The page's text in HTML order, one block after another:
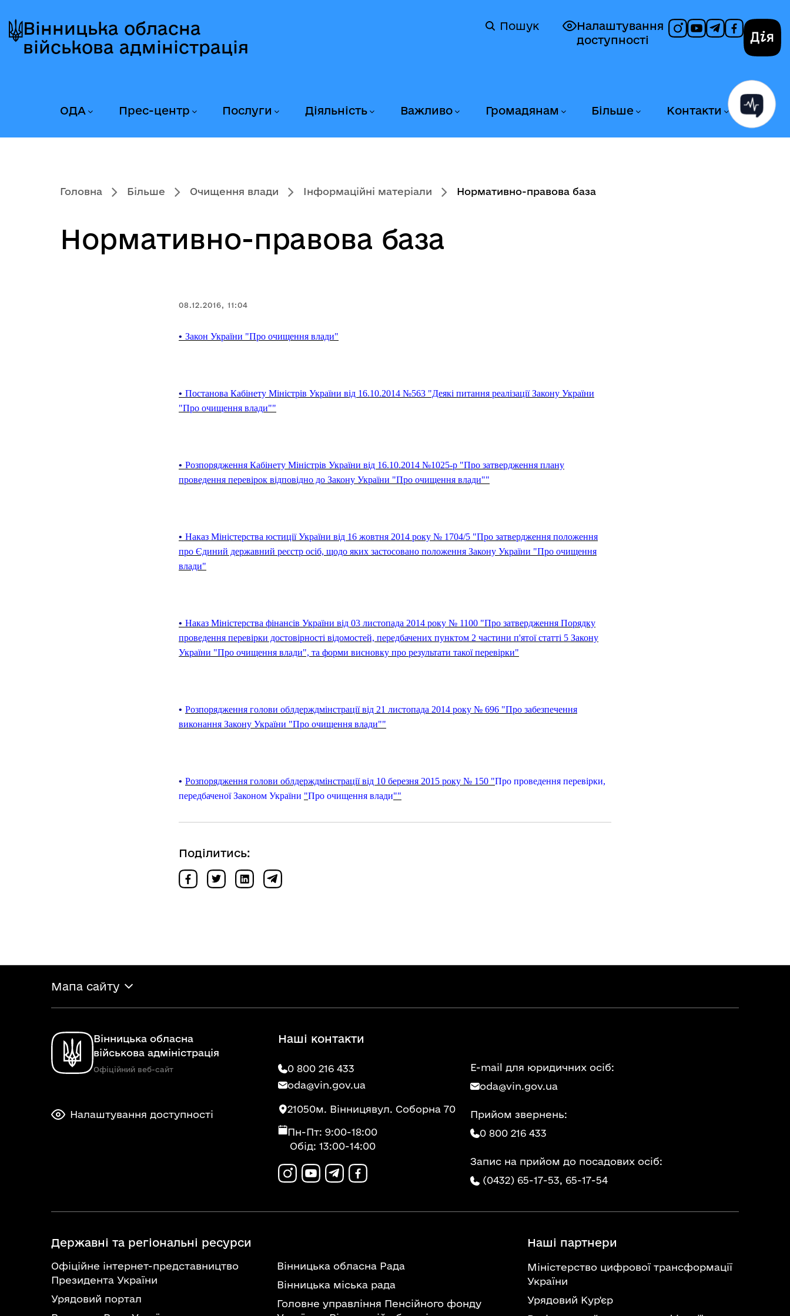
до
головного
до
головного
вмісту
до
головного
колонтитула
Вінницька обласна
військова адміністрація
Налаштування
доступності
Пошук
ОДА Прес-центр Послуги Діяльність Важливо Громадянам Більше Контакти
Головна Більше Очищення влади Інформаційні матеріали Нормативно-правова база
Нормативно-правова база
08.12.2016, 11:04
• Закон України "Про очищення влади"
• Постанова Кабінету Міністрів України від 16.10.2014 №563 "Деякі питання реалізації Закону України
"Про очищення влади""
• Розпорядження Кабінету Міністрів України від 16.10.2014 №1025-р "Про затвердження плану
проведення перевірок відповідно до Закону України "Про очищення влади""
• Наказ Міністерства юстиції України від 16 жовтня 2014 року № 1704/5 "Про затвердження положення
про Єдиний державний реєстр осіб, щодо яких застосовано положення Закону України "Про очищення
влади"
• Наказ Міністерства фінансів України від 03 листопада 2014 року № 1100 "Про затвердження Порядку
проведення перевірки достовірності відомостей, передбачених пунктом 2 частини п'ятої статті 5 Закону
України "Про очищення влади", та форми висновку про результати такої перевірки"
• Розпорядження голови облдерждмінстрації від 21 листопада 2014 року № 696 "Про забезпечення
виконання Закону України "Про очищення влади""
• Розпорядження голови облдерждмінстрації від 10 березня 2015 року № 150 "Про проведення перевірки,
передбаченої Законом України "Про очищення влади""
Поділитись:
Мапа сайту
Вінницька обласна
військова адміністрація
Офіційний веб-сайт
Налаштування доступності
Наші контакти
0 800 216 433
oda@vin.gov.ua
21050м. Вінницявул. Соборна 70
Пн-Пт: 9:00-18:00
Обід: 13:00-14:00
E-mail для юридичних осіб:
oda@vin.gov.ua
Прийом звернень:
0 800 216 433
Запис на прийом до посадових осіб:
(0432) 65-17-53, 65-17-54
Державні та регіональні ресурси
Офіційне інтернет-представництво
Президента України
Урядовий портал
Вінницька обласна Рада
Вінницька міська рада
Головне управління Пенсійного фонду
Наші партнери
Міністерство цифрової трансформації
України
Урядовий Кур'єр